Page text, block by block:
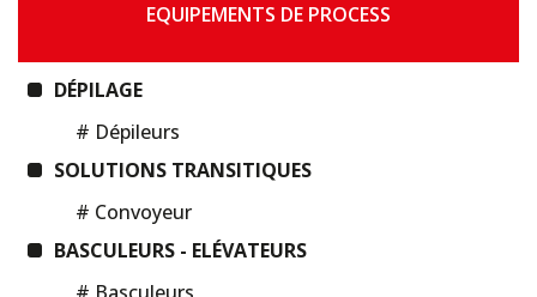
EQUIPEMENTS DE PROCESS
DÉPILAGE
# Dépileurs
SOLUTIONS TRANSITIQUES
# Convoyeur
BASCULEURS - ELÉVATEURS